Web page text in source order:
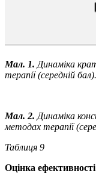
Мал. 1. Динаміка
терапії (середній бал).
Мал. 2. Динаміка
методах терапії
Таблиця 9
Оцінка